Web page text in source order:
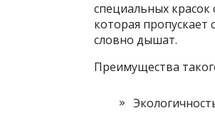
специальных красок
которая
словно дышат.
Преимущества